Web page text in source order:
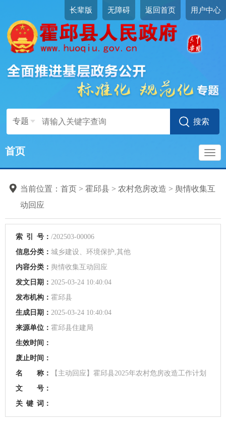
长辈版 无障碍 返回首页 用户中心
专题
首页
当前位置： 首页 > 霍邱县 > 农村危房改造 > 舆情收集互
动回应
索 引 号： /202503-00006
信息分类： 城乡建设、环境保护,其他
内容分类： 舆情收集互动回应
发文日期： 2025-03-24 10:40:04
发布机构： 霍邱县
生成日期： 2025-03-24 10:40:04
来源单位： 霍邱县住建局
生效时间：
废止时间：
名 称：
【主动回应】霍邱县2025年农村危房改造工作计划
文 号：
关 键 词：